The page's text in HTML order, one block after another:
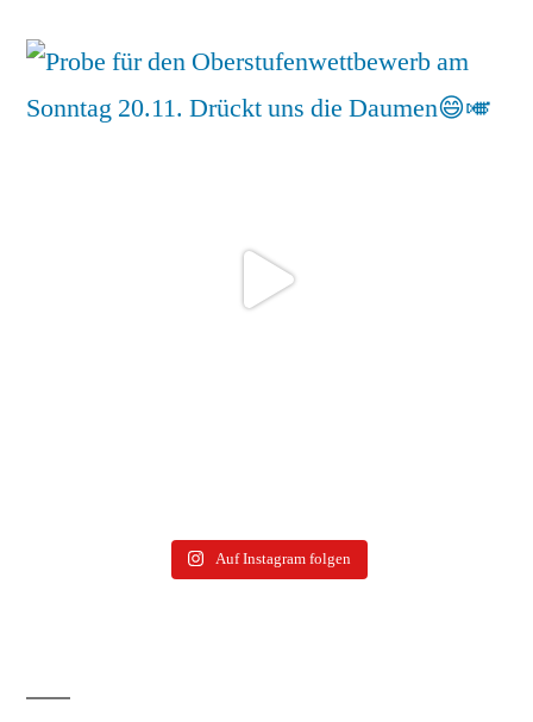
Auf Instagram folgen